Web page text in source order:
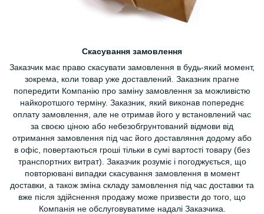
Скасування замовлення
Заказчик має право скасувати замовлення в будь-який момент,
зокрема, коли товар уже доставлений. Заказник прагне
попередити Компанію про заміну замовлення за можливістю
найкоротшого терміну. Заказник, який виконав попереднє
оплату замовлення, але не отримав його у встановлений час
за своєю ціною або небезобгрунтований відмови від
отримання замовлення під час його доставляння додому або
в офіс, повертаються гроші тільки в сумі вартості товару (без
транспортних витрат). Заказчик розуміє і погоджується, що
повторювані випадки скасування замовлення в момент
доставки, а також зміна складу замовлення під час доставки та
вже після здійснення продажу може призвести до того, що
Компанія не обслуговуватиме надалі Заказчика.